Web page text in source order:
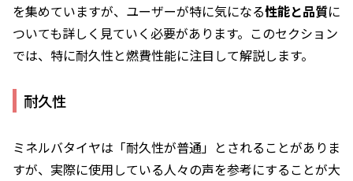
を集めていますが、ユーザーが特に気になる性能と品質に
ついても詳しく見ていく必要があります。このセクション
では、特に耐久性と燃費性能に注目して解説します。
耐久性
ミネルバタイヤは「耐久性が普通」とされることがありま
すが、実際に使用している人々の声を参考にすることが大